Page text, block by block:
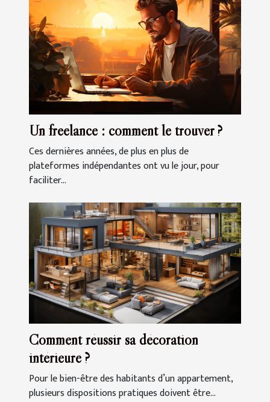
Un freelance : comment le trouver ?
Ces dernières années, de plus en plus de
plateformes indépendantes ont vu le jour, pour
faciliter...
Comment réussir sa décoration
intérieure ?
Pour le bien-être des habitants d’un appartement,
plusieurs dispositions pratiques doivent être...